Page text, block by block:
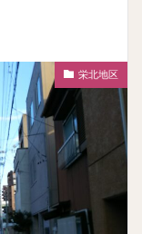
栄北地区